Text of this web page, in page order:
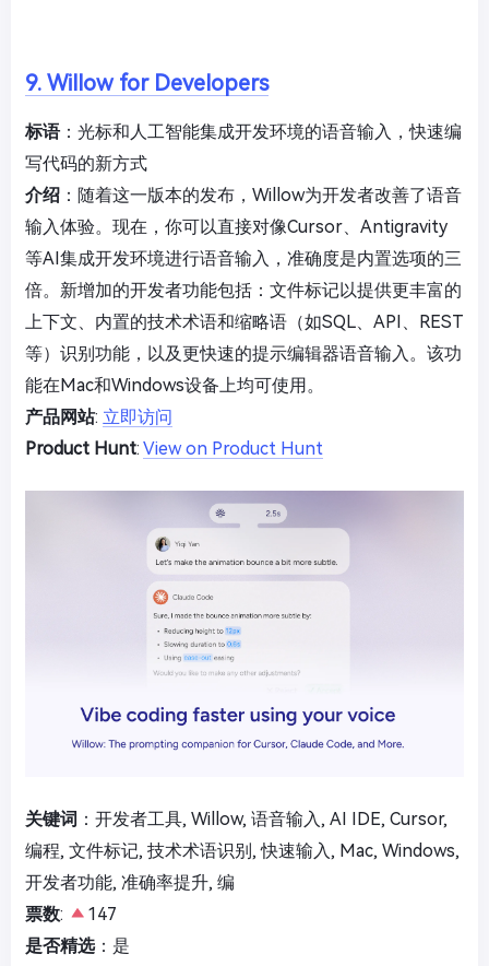
9. Willow for Developers
标语：光标和人工智能集成开发环境的语音输入，快速编
写代码的新方式
介绍 ：随着这一版本的发布，Willow为开发者改善了语音
输入体验。现在，你可以直接对像Cursor、Antigravity
等AI集成开发环境进行语音输入，准确度是内置选项的三
倍。新增加的开发者功能包括：文件标记以提供更丰富的
上下文、内置的技术术语和缩略语（如SQL、API、REST
等）识别功能，以及更快速的提示编辑器语音输入。该功
能在Mac和Windows设备上均可使用。
产品网站: 立即访问
Product Hunt: View on Product Hunt
关键词 ：开发者工具, Willow, 语音输入, AI IDE, Cursor,
编程, 文件标记, 技术术语识别, 快速输入, Mac, Windows,
开发者功能, 准确率提升, 编
票数:
147
是否精选：是